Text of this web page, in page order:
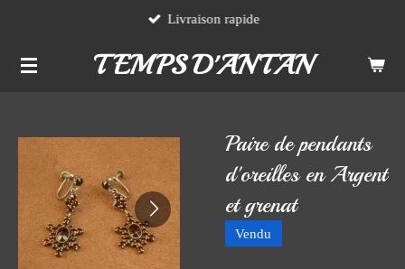
contenu
TEMPS D'ANTAN
Livraison rapide
Paire de pendants
d'oreilles en Argent
et grenat
Vendu